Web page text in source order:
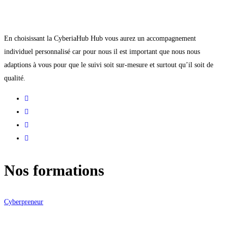
En choisissant la CyberiaHub Hub vous aurez un accompagnement
individuel personnalisé car pour nous il est important que nous nous
adaptions à vous pour que le suivi soit sur-mesure et surtout qu’il soit de
qualité.
Nos formations
Cyberpreneur